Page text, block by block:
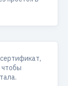
чтобы